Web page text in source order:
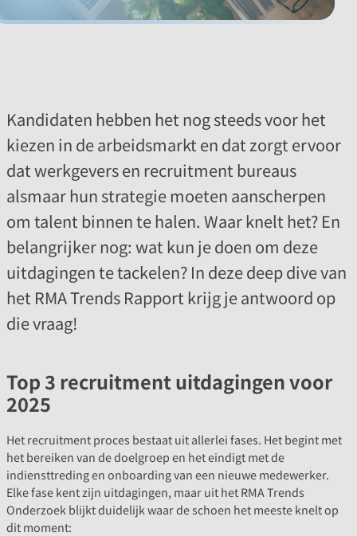
Kandidaten hebben het nog steeds voor het
kiezen in de arbeidsmarkt en dat zorgt ervoor
dat werkgevers en recruitment bureaus
alsmaar hun strategie moeten aanscherpen
om talent binnen te halen. Waar knelt het? En
belangrijker nog: wat kun je doen om deze
uitdagingen te tackelen? In deze deep dive van
het RMA Trends Rapport krijg je antwoord op
die vraag!
Top 3 recruitment uitdagingen voor
2025
Het recruitment proces bestaat uit allerlei fases. Het begint met
het bereiken van de doelgroep en het eindigt met de
indiensttreding en onboarding van een nieuwe medewerker.
Elke fase kent zijn uitdagingen, maar uit het RMA Trends
Onderzoek blijkt duidelijk waar de schoen het meeste knelt op
dit moment: